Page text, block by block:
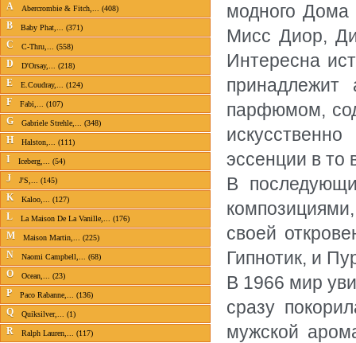
A Abercrombie & Fitch,... (408)
B Baby Phat,... (371)
C C-Thru,... (558)
D D'Orsay,... (218)
E E.Coudray,... (124)
F Fabi,... (107)
G Gabriele Strehle,... (348)
H Halston,... (111)
I Iceberg,... (54)
J J'S,... (145)
K Kaloo,... (127)
L La Maison De La Vanille,... (176)
M Maison Martin,... (225)
N Naomi Campbell,... (68)
O Ocean,... (23)
P Paco Rabanne,... (136)
Q Quiksilver,... (1)
R Ralph Lauren,... (117)
модного Дома
Мисс Диор,
Интересна
парфюмом,
эссенции в
В
своей
Гипнотик, и
В 1966 мир
сразу
мужской